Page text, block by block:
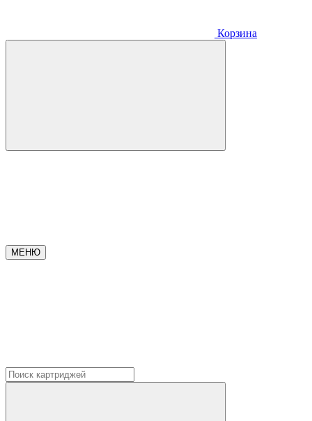
Корзина
МЕНЮ